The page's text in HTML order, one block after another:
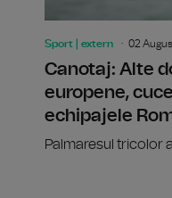
Sport | extern 02
Canotaj: Alte
europene,
echipajele
Palmaresul tricolor